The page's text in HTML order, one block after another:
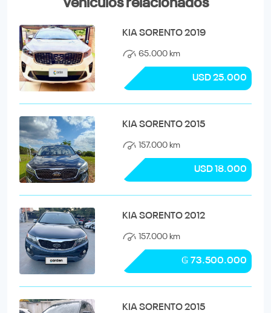
Vehiculos relacionados
KIA SORENTO 2019
65.000 km
USD 25.000
KIA SORENTO 2015
157.000 km
USD 18.000
KIA SORENTO 2012
157.000 km
₲ 73.500.000
KIA SORENTO 2015